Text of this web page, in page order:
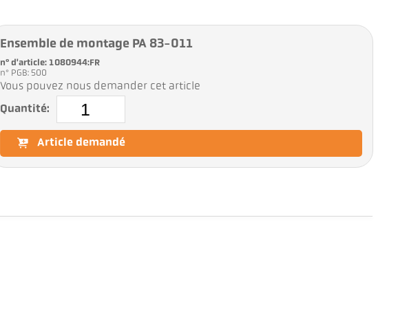
Ensemble de montage PA 83-011
n° d'article: 1080944:FR
n° PGB: 500
Vous pouvez nous demander cet article
Quantité:
Article demandé